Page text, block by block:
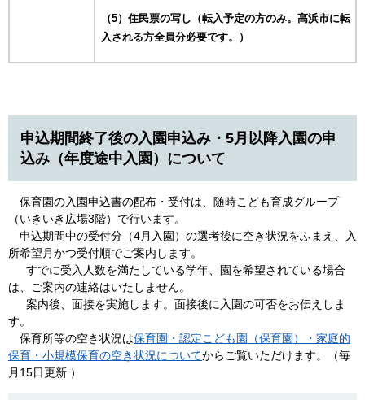
（5）住民票の写し（転入予定の方のみ。高浜市に転
入される方全員分必要です。）
申込期間終了後の入園申込み・5月以降入園の申
込み（年度途中入園）について
保育園の入園申込書の配布・受付は、随時こども育成グループ
（いきいき広場3階）で行います。
申込期間中の受付分（4月入園）の選考後に空き状況をふまえ、入
所希望月かつ受付順でご案内します。
すでに受入人数を満たしている学年、園を希望されている場合
は、ご案内の連絡はいたしません。
案内後、面接を実施します。面接後に入園の可否をお伝えしま
す。
保育所等の空き状況は保育園・認定こども園（保育園）・家庭的
保育・小規模保育の空き状況について​からご覧いただけます。（毎
月15日更新 ）